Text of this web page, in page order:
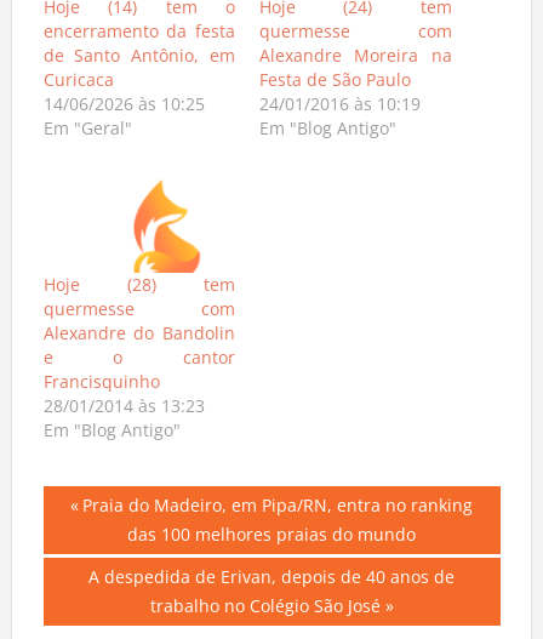
Hoje (14) tem o
encerramento da festa
de Santo Antônio, em
Curicaca
14/06/2026 às 10:25
Em "Geral"
Hoje (24) tem
quermesse com
Alexandre Moreira na
Festa de São Paulo
24/01/2016 às 10:19
Em "Blog Antigo"
Hoje (28) tem
quermesse com
Alexandre do Bandolin
e o cantor
Francisquinho
28/01/2014 às 13:23
Em "Blog Antigo"
Navegação
de
Previous
Praia do Madeiro, em Pipa/RN, entra no ranking
das 100 melhores praias do mundo
Next
A despedida de Erivan, depois de 40 anos de
trabalho no Colégio São José